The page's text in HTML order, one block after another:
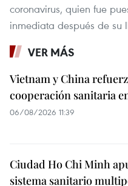
coronavirus, quien fue
inmediata después de su
VER MÁS
Vietnam y China
cooperación sanitaria
06/08/2026 11:39
Ciudad Ho Chi Minh
sistema sanitario